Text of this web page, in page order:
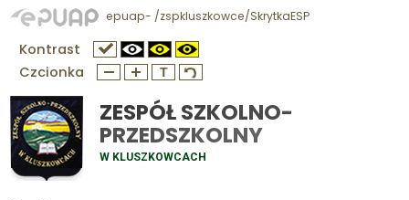
epuap- /zspkluszkowce/SkrytkaESP
Kontrast
Czcionka
ZESPÓŁ SZKOLNO-
PRZEDSZKOLNY
W KLUSZKOWCACH